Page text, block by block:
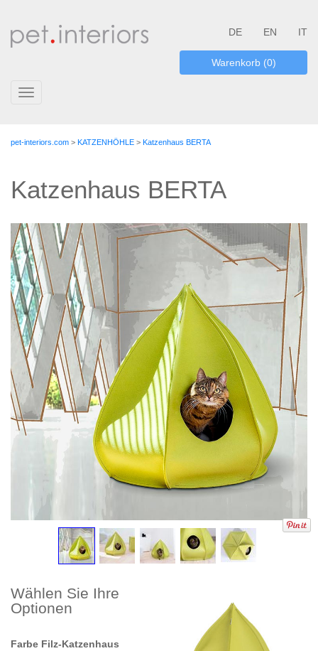
DE EN IT
Warenkorb (0)
Toggle
pet-interiors.com > KATZENHÖHLE > Katzenhaus BERTA
Katzenhaus BERTA
Wählen Sie Ihre
Optionen
Farbe Filz-Katzenhaus